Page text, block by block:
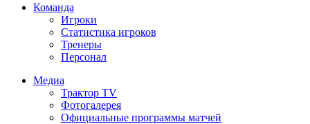
Команда
Игроки
Статистика игроков
Тренеры
Персонал
Медиа
Трактор TV
Фотогалерея
Официальные программы матчей